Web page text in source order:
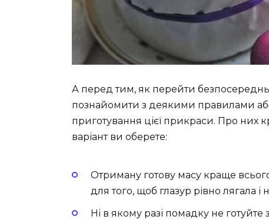
А перед тим, як перейти
познайомити з деякими правилами
приготування цієї прикраси. Про них
варіант ви оберете:
Отриману готову масу краще
для того, щоб глазур рівно лягала і
Ні в якому разі помадку не готуйте